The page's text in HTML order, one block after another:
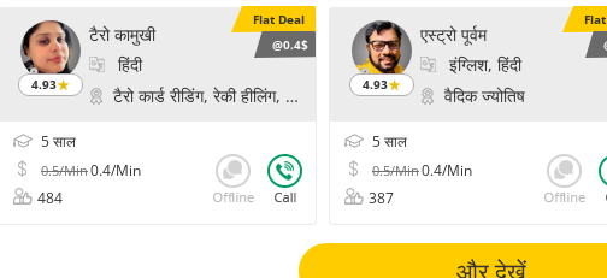
Flat Deal
@0.4$
4.93
टैरो कामुखी
हिंदी
टैरो कार्ड रीडिंग, रेकी हीलिंग, प्राणिक हीलिंग, चक्र हीलिंग
5 साल
0.5/Min0.4/Min
484
4.93
एस्ट्रो पूर्वम
इंग्लिश, हिंदी
वैदिक ज्योतिष
5 साल
0.5/Min0.4/Min
387
और देखें